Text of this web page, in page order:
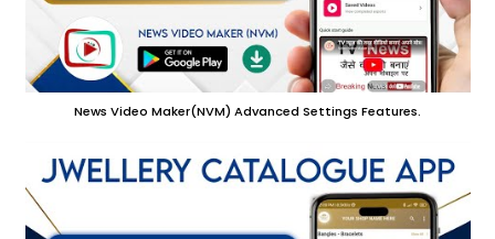
News Video Maker(NVM) Advanced Settings Features.